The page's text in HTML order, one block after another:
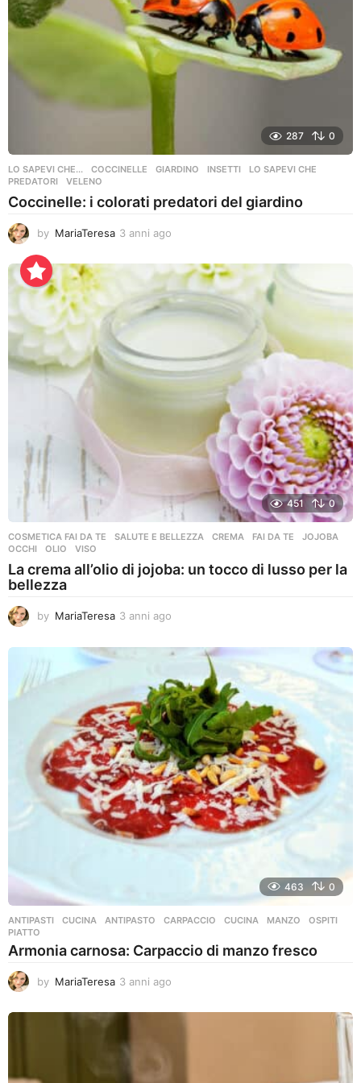
287 0
LO SAPEVI CHE... COCCINELLE ,GIARDINO ,INSETTI ,LO SAPEVI CHE
PREDATORI
,VELENO
Coccinelle: i colorati predatori del giardino
by MariaTeresa 3 anni ago
n
451 0
COSMETICA FAI DA TE ,SALUTE E BELLEZZA CREMA ,FAI DA TE ,JOJOBA
OCCHI
,OLIO ,VISO
La crema all’olio di jojoba: un tocco di lusso per la
bellezza
by MariaTeresa 3 anni ago
n
i
a
g
o
463 0
ANTIPASTI ,CUCINA ANTIPASTO ,CARPACCIO ,CUCINA ,MANZO ,OSPITI
PIATTO
Armonia carnosa: Carpaccio di manzo fresco
by MariaTeresa 3 anni ago
n